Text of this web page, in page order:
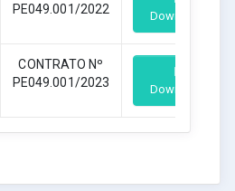
PE049.001/2022
Download
CONTRATO Nº
PE049.001/2023
Download